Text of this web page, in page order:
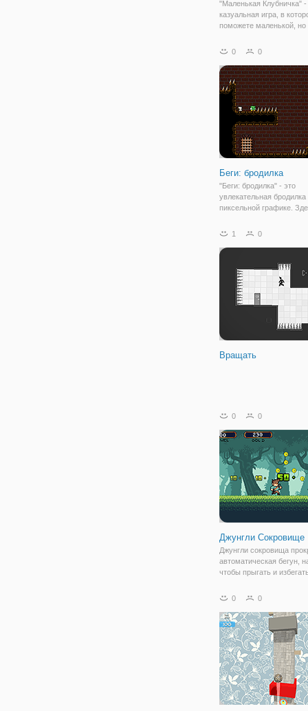
"Маленькая Клубничка" -
казуальная игра, в
поможете маленькой,
дальше. А для этого от
хорошая скорость
Игровой процесс
0 0
Беги: бродилка
"Беги: бродилка" - это
увлекательная бродилка
пиксельной графике.
выбраться из этого
подземном царстве, где
множество ловушек и
1 0
Вращать
0 0
Джунгли Сокровище
Джунгли сокровища
автоматическая бегун,
чтобы прыгать и
герой на поиск
сокровища в джунглях.
избежать столкновения
0 0